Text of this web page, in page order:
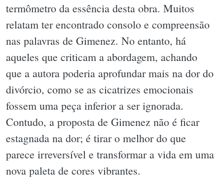
termômetro da essência desta obra. Muitos
relatam ter encontrado consolo e compreensão
nas palavras de Gimenez. No entanto, há
aqueles que criticam a abordagem, achando
que a autora poderia aprofundar mais na dor do
divórcio, como se as cicatrizes emocionais
fossem uma peça inferior a ser ignorada.
Contudo, a proposta de Gimenez não é ficar
estagnada na dor; é tirar o melhor do que
parece irreversível e transformar a vida em uma
nova paleta de cores vibrantes.